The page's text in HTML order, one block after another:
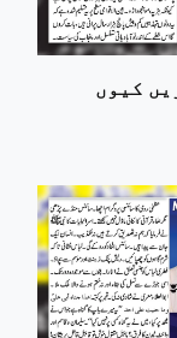
کیوں